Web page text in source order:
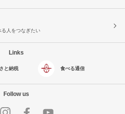
る人をつなぎたい
Links
と納税 食べる通信
Follow us